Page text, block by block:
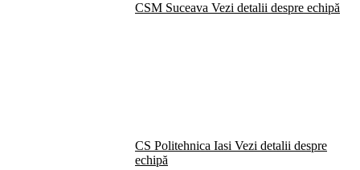
CSM Suceava Vezi detalii despre echipă
CS Politehnica Iasi Vezi detalii despre
echipă